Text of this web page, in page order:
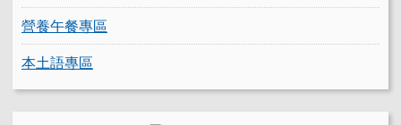
營養午餐專區
本土語專區